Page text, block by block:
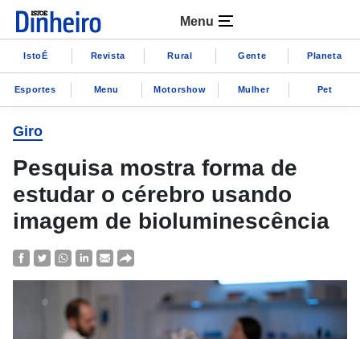
Menu
IstoÉ Revista Rural Gente Planeta
Esportes Menu Motorshow Mulher Pet
Giro
Pesquisa mostra forma de
estudar o cérebro usando
imagem de bioluminescência